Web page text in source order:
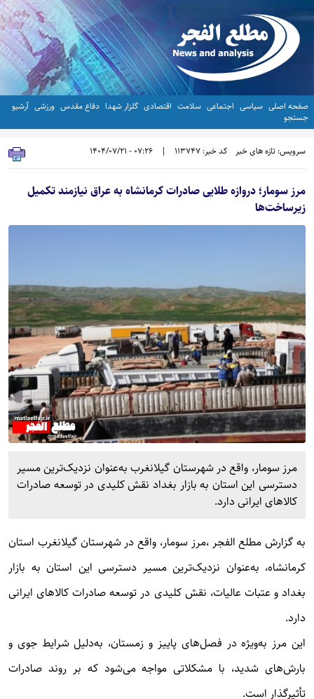
صفحه اصلی سیاسی اجتماعی سلامت اقتصادی گلزار شهدا دفاع مقدس ورزشی آرشیو
جستجو
سرویس: تازه های خبر کد خبر: 113747 |
07:26 - 1404/07/21
مرز سومار؛ دروازه طلایی صادرات کرمانشاه به عراق نیازمند تکمیل
زیرساخت‌ها
مرز سومار، واقع در شهرستان گیلانغرب به‌عنوان نزدیک‌ترین مسیر
دسترسی این استان به بازار بغداد نقش کلیدی در توسعه صادرات
کالاهای ایرانی دارد.
به گزارش مطلع الفجر ،مرز سومار، واقع در شهرستان گیلانغرب استان
کرمانشاه، به‌عنوان نزدیک‌ترین مسیر دسترسی این استان به بازار
بغداد و عتبات عالیات، نقش کلیدی در توسعه صادرات کالاهای ایرانی
دارد.
این مرز به‌ویژه در فصل‌های پاییز و زمستان، به‌دلیل شرایط جوی و
بارش‌های شدید، با مشکلاتی مواجه می‌شود که بر روند صادرات
تأثیرگذار است.